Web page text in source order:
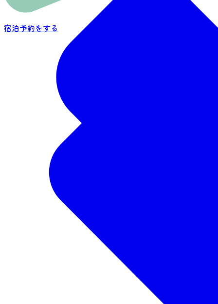
宿泊予約をする